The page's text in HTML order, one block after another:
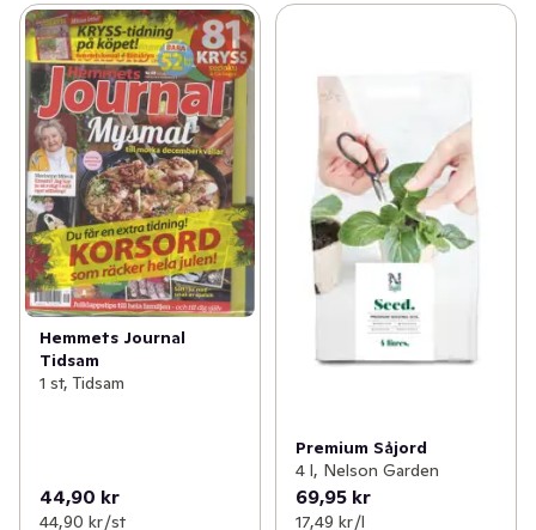
Hemmets Journal
Tidsam
1 st, Tidsam
44,90 kr
44,90 kr /st
Premium Såjord
4 l, Nelson Garden
69,95 kr
17,49 kr /l